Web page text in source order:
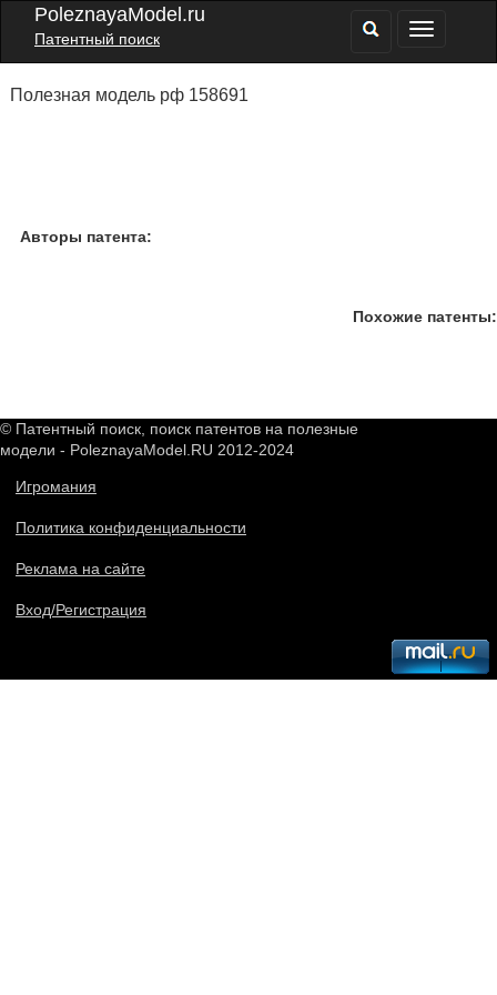
PoleznayaModel.ru
Патентный поиск
Полезная модель рф 158691
Авторы патента:
Похожие патенты:
© Патентный поиск, поиск патентов на полезные
модели - PoleznayaModel.RU 2012-2024
Игромания
Политика конфиденциальности
Реклама на сайте
Вход/Регистрация